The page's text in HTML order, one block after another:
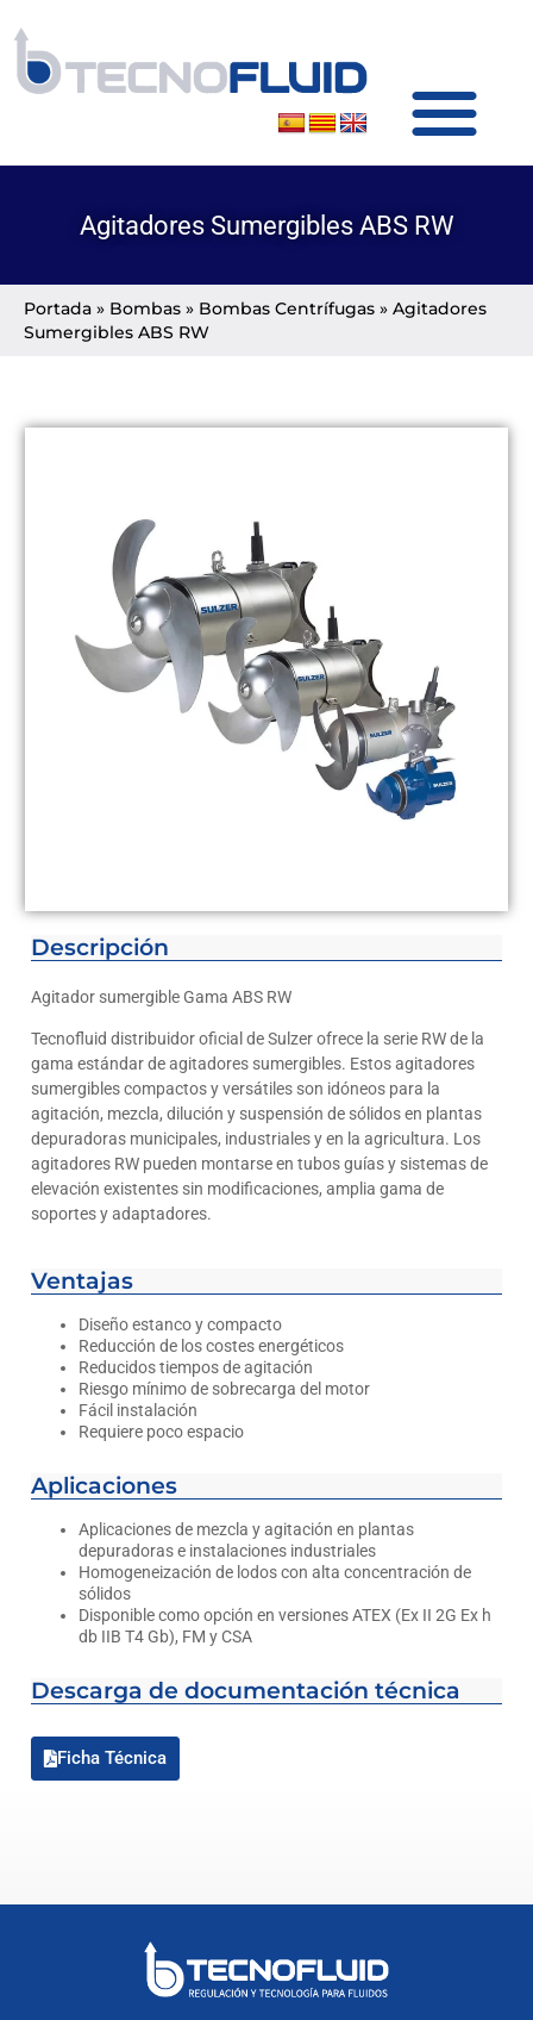
Agitadores Sumergibles ABS RW
Portada » Bombas » Bombas Centrífugas » Agitadores
Sumergibles ABS RW
Descripción
Agitador sumergible Gama ABS RW
Tecnofluid distribuidor oficial de Sulzer ofrece la serie RW de la
gama estándar de agitadores sumergibles. Estos agitadores
sumergibles compactos y versátiles son idóneos para la
agitación, mezcla, dilución y suspensión de sólidos en plantas
depuradoras municipales, industriales y en la agricultura. Los
agitadores RW pueden montarse en tubos guías y sistemas de
elevación existentes sin modificaciones, amplia gama de
soportes y adaptadores.
Ventajas
Diseño estanco y compacto
Reducción de los costes energéticos
Reducidos tiempos de agitación
Riesgo mínimo de sobrecarga del motor
Fácil instalación
Requiere poco espacio
Aplicaciones
Aplicaciones de mezcla y agitación en plantas
depuradoras e instalaciones industriales
Homogeneización de lodos con alta concentración de
sólidos
Disponible como opción en versiones ATEX (Ex II 2G Ex h
db IIB T4 Gb), FM y CSA
Descarga de documentación técnica
Ficha Técnica